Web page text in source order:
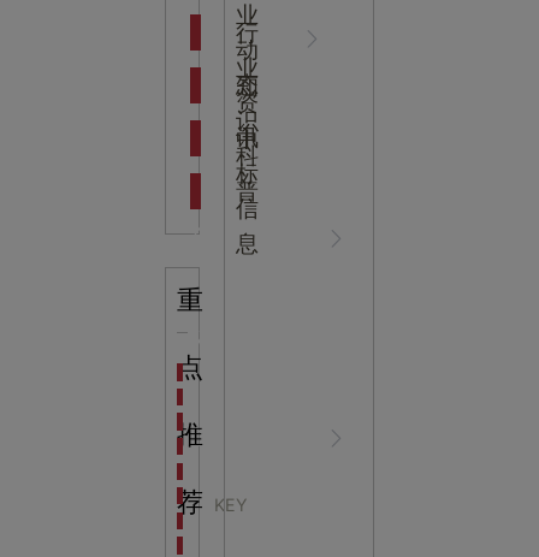
吉
心
NEWS
CENTER
业
动
态
行
业
资
讯
知
识
科
普
中
标
信
息
重
点
推
荐 KEY
海洋馆设计建设方案：展示内容和互动体验设计
非遗文化展厅设计要点：展厅布局策展技巧和创新元
航空航天科技馆设计思路：如何设计促进公众的兴趣